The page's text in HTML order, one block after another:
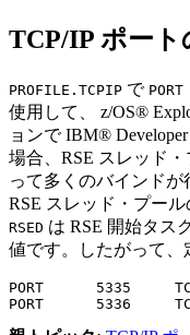
TCP/IP ポート
PROFILE.TCPIP で PORT
使用して、 z/OS®
ョンでIBM® Developer
場合、RSE スレッド
って多くのバインドが
RSE スレッド・プール
RSED は RSE 開始タス
値です。したがって、
PORT      5335